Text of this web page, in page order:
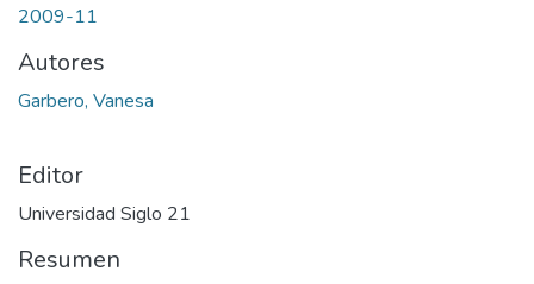
2009-11
Autores
Garbero, Vanesa
Editor
Universidad Siglo 21
Resumen